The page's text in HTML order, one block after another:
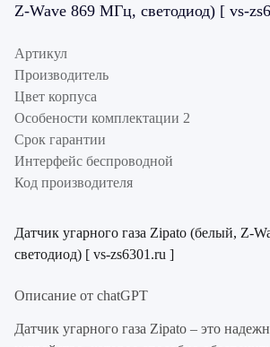
Z-Wave 869 МГц, светодиод) [ vs-
Артикул
Производитель
Цвет корпуса
Особености комплектации 2
Срок гарантии
Интерфейс беспроводной
Код производителя
Датчик угарного газа Zipato (белый, Z-
светодиод) [ vs-zs6301.ru ]
Описание от chatGPT
Датчик угарного газа Zipato – это